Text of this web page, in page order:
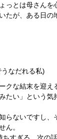
っとは母さんを
たが、ある日
なだれる私)
クな結末を迎え
たい」という気
らないですし、
ん。